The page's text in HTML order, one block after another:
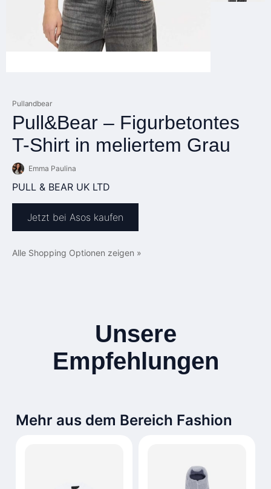
Pullandbear
Pull&Bear – Figurbetontes
T-Shirt in meliertem Grau
Emma Paulina
PULL & BEAR UK LTD
Jetzt bei Asos kaufen
Alle Shopping Optionen zeigen »
Unsere
Empfehlungen
Mehr aus dem Bereich Fashion